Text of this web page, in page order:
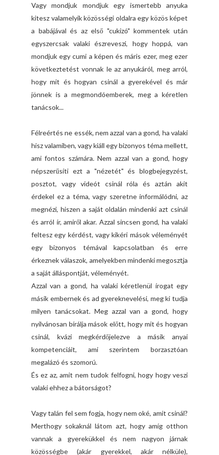
Vagy mondjuk mondjuk egy ismertebb anyuka
kitesz valamelyik közösségi oldalra egy közös képet
a babájával és az első "cukizó" kommentek után
egyszercsak valaki észreveszi, hogy hoppá, van
mondjuk egy cumi a képen és máris ezer, meg ezer
következtetést vonnak le az anyukáról, meg arról,
hogy mit és hogyan csinál a gyerekével és már
jönnek is a megmondóemberek, meg a kéretlen
tanácsok...
Félreértés ne essék, nem azzal van a gond, ha valaki
hisz valamiben, vagy kiáll egy bizonyos téma mellett,
ami fontos számára. Nem azzal van a gond, hogy
népszerűsíti ezt a "nézetét" és blogbejegyzést,
posztot, vagy videót csinál róla és aztán akit
érdekel ez a téma, vagy szeretne informálódni, az
megnézi, hiszen a saját oldalán mindenki azt csinál
és arról ír, amiről akar. Azzal sincsen gond, ha valaki
feltesz egy kérdést, vagy kikéri mások véleményét
egy bizonyos témával kapcsolatban és erre
érkeznek válaszok, amelyekben mindenki megosztja
a saját álláspontját, véleményét.
Azzal van a gond, ha valaki kéretlenül írogat egy
másik embernek és ad gyereknevelési, meg ki tudja
milyen tanácsokat. Meg azzal van a gond, hogy
nyilvánosan bírálja mások előtt, hogy mit és hogyan
csinál, kvázi megkérdőjelezve a másik anyai
kompetenciáit, ami szerintem borzasztóan
megalázó és szomorú.
És ez az, amit nem tudok felfogni, hogy hogy veszi
valaki ehhez a bátorságot?
Vagy talán fel sem fogja, hogy nem oké, amit csinál?
Merthogy sokaknál látom azt, hogy amíg otthon
vannak a gyerekükkel és nem nagyon járnak
közösségbe (akár gyerekkel, akár nélküle),